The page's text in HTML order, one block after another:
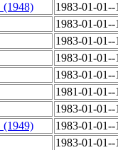
1983-01-
1983-01-
1983-01-
1983-01-
1983-01-
1981-01-
1983-01-
1983-01-
1983-01-